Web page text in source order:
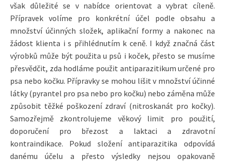
však důležité se v nabídce orientovat a vybrat cíleně.
Přípravek volíme pro konkrétní účel podle obsahu a
množství účinných složek, aplikační formy a nakonec na
žádost klienta i s přihlédnutím k ceně. I když značná část
výrobků může být použita u psů i koček, přesto se musíme
přesvědčit, zda hodláme použit antiparazitikum určené pro
psa nebo kočku. Přípravky se mohou lišit v množství účinné
látky (pyrantel pro psa nebo pro kočku) nebo záměna může
způsobit těžké poškození zdraví (nitroskanát pro kočky).
Samozřejmě zkontrolujeme věkový limit pro použití,
doporučení pro březost a laktaci a zdravotní
kontraindikace. Pokud složení antiparazitika odpovídá
danému účelu a přesto výsledky nejsou opakovaně